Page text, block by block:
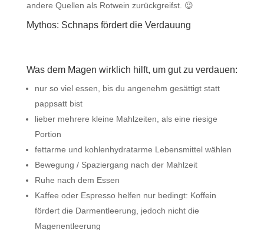
andere Quellen als Rotwein zurückgreifst. 😉
Mythos: Schnaps fördert die Verdauung
Was dem Magen wirklich hilft, um gut zu verdauen:
nur so viel essen, bis du angenehm gesättigt statt
pappsatt bist
lieber mehrere kleine Mahlzeiten, als eine riesige
Portion
fettarme und kohlenhydratarme Lebensmittel wählen
Bewegung / Spaziergang nach der Mahlzeit
Ruhe nach dem Essen
Kaffee oder Espresso helfen nur bedingt: Koffein
fördert die Darmentleerung, jedoch nicht die
Magenentleerung